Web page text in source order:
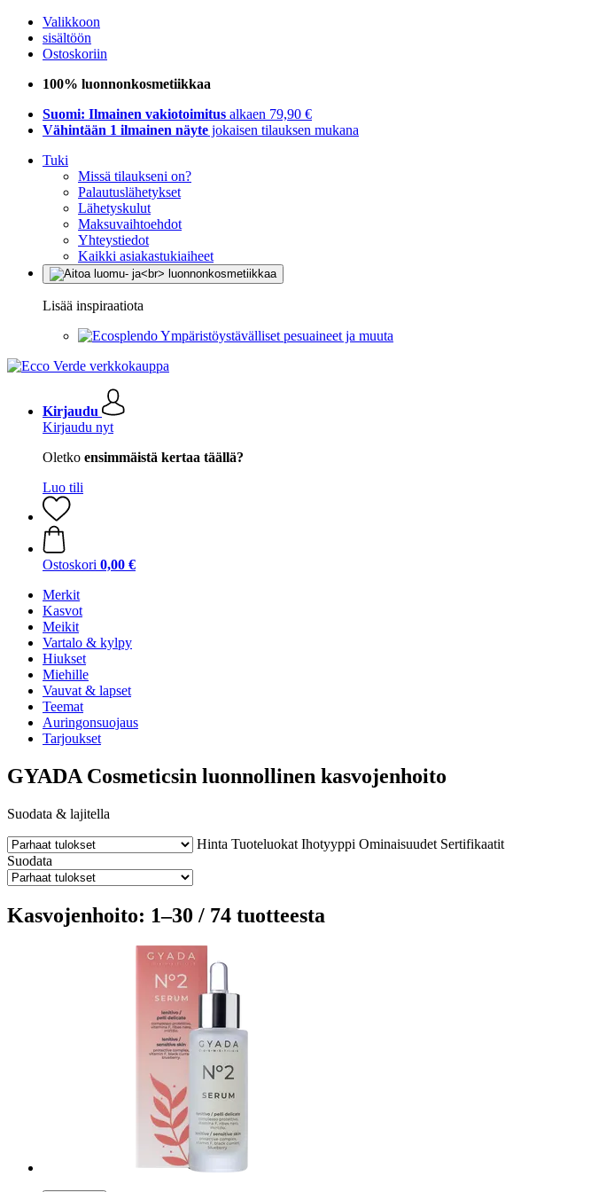
Valikkoon
sisältöön
Ostoskoriin
100% luonnonkosmetiikkaa
Suomi: Ilmainen vakiotoimitus alkaen 79,90 €
Vähintään 1 ilmainen näyte jokaisen tilauksen mukana
Tuki
Missä tilaukseni on?
Palautuslähetykset
Lähetyskulut
Maksuvaihtoehdot
Yhteystiedot
Kaikki asiakastukiaiheet
Lisää inspiraatiota
Ympäristöystävälliset pesuaineet ja muuta
Kirjaudu
Kirjaudu nyt
Oletko ensimmäistä kertaa täällä?
Luo tili
Ostoskori 0,00 €
Merkit
Kasvot
Meikit
Vartalo & kylpy
Hiukset
Miehille
Vauvat & lapset
Teemat
Auringonsuojaus
Tarjoukset
GYADA Cosmeticsin luonnollinen kasvojenhoito
Suodata & lajitella
Hinta Tuoteluokat Ihotyyppi Ominaisuudet Sertifikaatit
Suodata
Kasvojenhoito: 1–30 / 74 tuotteesta